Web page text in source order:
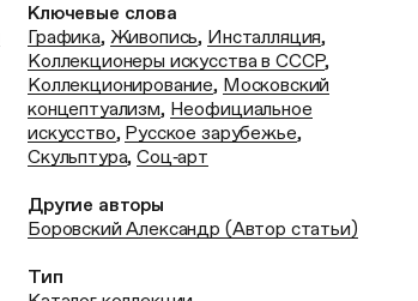
Ключевые слова
Графика, Живопись, Инсталляция,
Коллекционеры искусства в СССР,
Коллекционирование, Московский
концептуализм, Неофициальное
искусство, Русское зарубежье,
Скульптура,Соц‑арт
Другие авторы
Боровский Александр (Автор статьи)
Тип